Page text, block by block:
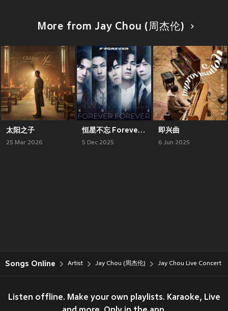
More from Jay Chou (周杰伦)
太阳之子
25 Mar 2026
恒星不忘 Forever Forever
5 Dec 2025
即兴曲
6 Jun 2025
Songs Online Artist Jay Chou (周杰伦) Jay Chou Live Concert
Listen offline. Make your own playlists. Karaoke, Live